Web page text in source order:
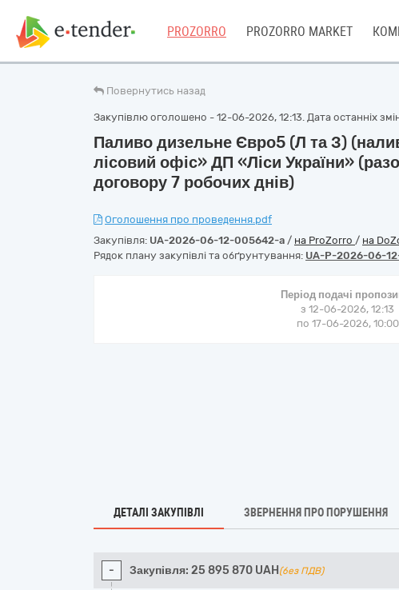
PROZORRO PROZORRO MARKET
Повернутись назад
Закупівлю оголошено - 12-06-2026, 12:13. Дата останніх
Паливо дизельне Євро5 (Л та З)
лісовий офіс» ДП «Ліси України»
договору 7 робочих днів)
Оголошення про проведення.pdf
Закупівля: UA-2026-06-12-005642-a / на ProZorro / на
Рядок плану закупівлі та обґрунтування: UA-P-2026-06-
Період подачі
з 12-06-2026, 12:13
по 17-06-2026, 10:00
ДЕТАЛІ ЗАКУПІВЛІ ЗВЕРНЕННЯ ПРО ПОРУШЕННЯ
- Закупівля: 25 895 870 UAH (без ПДВ)